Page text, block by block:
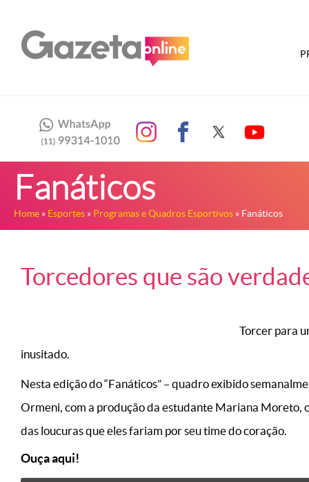
Fanáticos
Home » Esportes » Programas e Quadros Esportivos » Fanáticos
Torcedores que são
Torcer para
inusitado.
Nesta edição do “Fanáticos” – quadro exibido
Ormeni, com a produção da estudante Mariana Moreto,
das loucuras que eles fariam por seu time do coração.
Ouça aqui!